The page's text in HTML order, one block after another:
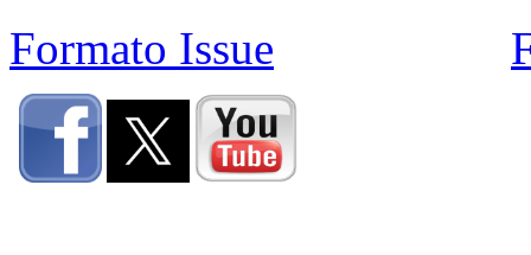
Formato Issue